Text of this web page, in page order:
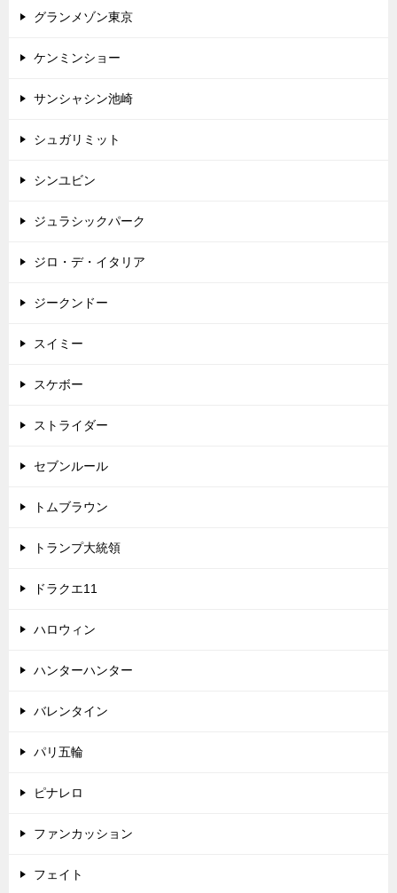
グランメゾン東京
ケンミンショー
サンシャシン池崎
シュガリミット
シンユビン
ジュラシックパーク
ジロ・デ・イタリア
ジークンドー
スイミー
スケボー
ストライダー
セブンルール
トムブラウン
トランプ大統領
ドラクエ11
ハロウィン
ハンターハンター
バレンタイン
パリ五輪
ピナレロ
ファンカッション
フェイト